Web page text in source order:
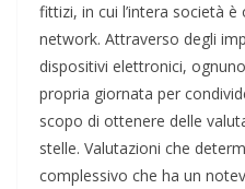
fittizi, in cui l’intera società
network. Attraverso degli
dispositivi elettronici,
propria giornata per
scopo di ottenere delle
stelle. Valutazioni che
complessivo che ha un